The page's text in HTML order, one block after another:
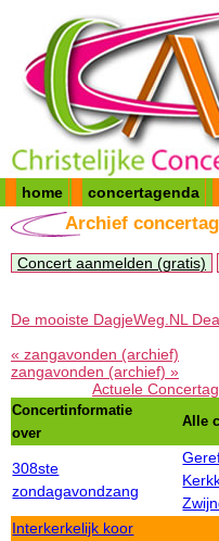
home concertagenda
Archief
Concert aanmelden (gratis)
De mooiste DagjeWeg.NL
« zangavonden (archief)
zangavonden (archief) »
Actuele
Concertinformatie
over
Alle
308ste
zondagavondzang
Interkerkelijk koor